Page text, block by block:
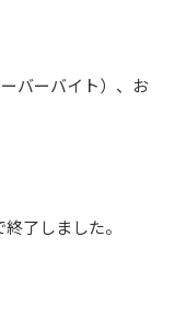
バーバイト）、お
了しました。